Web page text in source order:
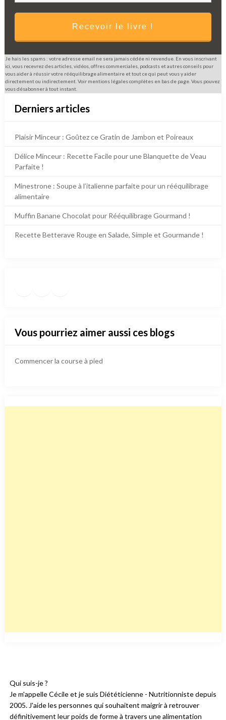
Recevoir le livre !
Je hais les spams : votre adresse email ne sera jamais cédée ni revendue. En vous inscrivant
ici, vous recevrez des articles, vidéos, offres commerciales, podcasts et autres conseils pour
vous aider à réussir votre rééquilibrage alimentaire et tout ce qui peut vous y aider
directement ou indirectement. Voir mentions légales complètes en bas de page. Vous pouvez
vous désabonner à tout instant.
Derniers articles
Plaisir Minceur : Goûtez ce Gratin de Jambon et Poireaux
Délice Minceur : Recette Facile pour une Blanquette de Veau
Parfaite !
Minestrone : Soupe à l’italienne parfaite pour un rééquilibrage
alimentaire
Muffin Banane Chocolat pour Rééquilibrage Gourmand !
Recette Betterave Rouge en Salade, Simple et Gourmande !
Vous pourriez aimer aussi ces blogs
Commencer la course à pied
Qui suis-je ?
Je m'appelle Cécile et je suis Diététicienne - Nutritionniste depuis
2005. J'aide les personnes qui souhaitent maigrir à retrouver
définitivement leur poids de forme à travers une alimentation